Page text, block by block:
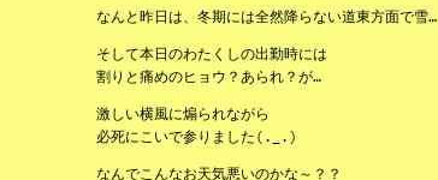
なんと昨日は、冬期には全然降らない道東方面で雪…
そして本日のわたくしの出勤時には
割りと痛めのヒョウ？あられ？が…
激しい横風に煽られながら
必死にこいで参りました(._.)
なんでこんなお天気悪いのかな～？？